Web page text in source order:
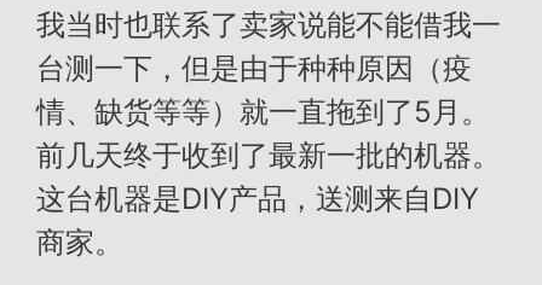
我当时也联系了卖家说能不能借我一
台测一下，但是由于种种原因（疫
情、缺货等等）就一直拖到了5月。
前几天终于收到了最新一批的机器。
这台机器是DIY产品，送测来自DIY
商家。